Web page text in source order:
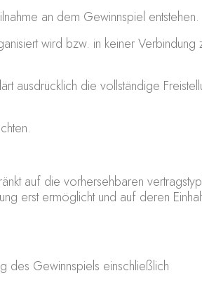
an dem Gewinnspiel entstehen.
wird bzw. in keiner Verbindung
ausdrücklich die vollständige
auf die vorhersehbaren
erst ermöglicht und auf deren
des Gewinnspiels einschließlich